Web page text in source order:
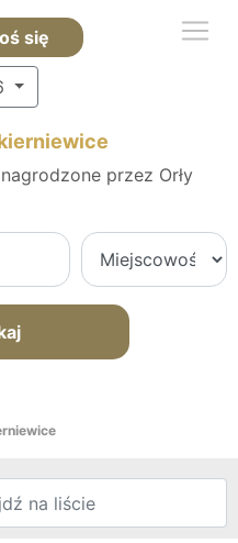
się
przez Orły